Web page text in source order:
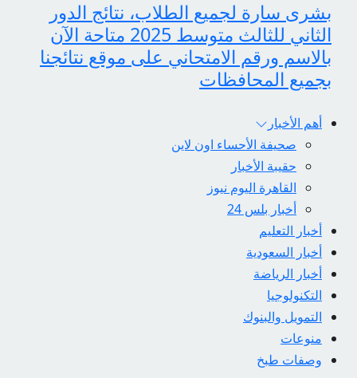
بشرى سارة لجميع الطلاب، نتائج الدور
الثاني للثالث متوسط 2025 متاحة الآن
بالاسم ورقم الامتحاني على موقع نتائجنا
بجميع المحافظات
أهم الأخبار
صحيفة الأحساء اون لاين
حقيبة الأخبار
القاهرة اليوم نيوز
أخبار بلس 24
أخبار التعليم
أخبار السعودية
أخبار الرياضة
التكنولوجيا
التمويل والبنوك
منوعات
وصفات طبخ